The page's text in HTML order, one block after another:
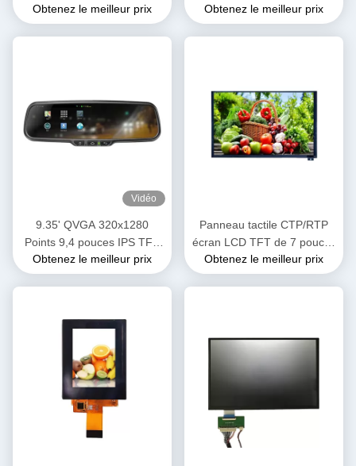
Résolution 40 PIN
Obtenez le meilleur prix
pouces Interface RVB
480cd/M2
Obtenez le meilleur prix
Vidéo
9.35' QVGA 320x1280
Points 9,4 pouces IPS TFT
Module LCD MIPI Affichage
d'interface
Obtenez le meilleur prix
Panneau tactile CTP/RTP
écran LCD TFT de 7 pouces
900 nits
Obtenez le meilleur prix